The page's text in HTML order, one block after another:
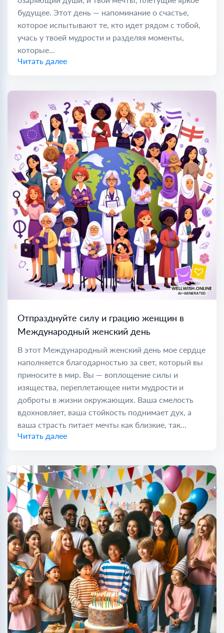
будущее. Этот день — напоминание о счастье,
которое испытывают те, кто идет рядом с тобой,
учась у твоей мудрости и разделяя моменты,
которые...
Читать далее
Отпразднуйте силу и грацию женщин в
Международный женский день
В этот Международный женский день мое сердце
наполняется благодарностью за свет, который вы
приносите в мир. Вы — воплощение силы и
изящества, переплетающее нити мудрости и
доброты в жизни окружающих. Ваша смелость
вдохновляет, ваша стойкость поднимает дух, а
ваша страсть питает мечты как близкие, так...
Читать далее